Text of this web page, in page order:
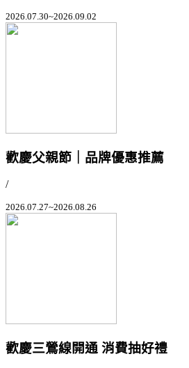
2026.07.30~2026.09.02
歡慶父親節｜品牌優惠推薦
/
2026.07.27~2026.08.26
歡慶三鶯線開通 消費抽好禮